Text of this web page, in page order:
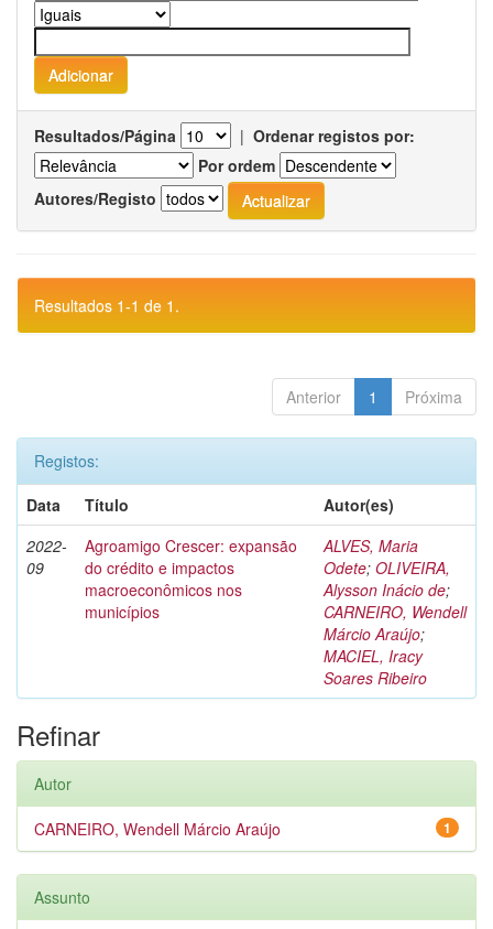
Resultados/Página | Ordenar registos por:
Por ordem
Autores/Registo
Resultados 1-1 de 1.
Anterior 1 Próxima
Registos:
Data
Título
Autor(es)
2022-
09
Agroamigo Crescer: expansão
do crédito e impactos
macroeconômicos nos
municípios
ALVES, Maria
Odete; OLIVEIRA,
Alysson Inácio de;
CARNEIRO, Wendell
Márcio Araújo;
MACIEL, Iracy
Soares Ribeiro
Refinar
Autor
1
CARNEIRO, Wendell Márcio Araújo
Assunto